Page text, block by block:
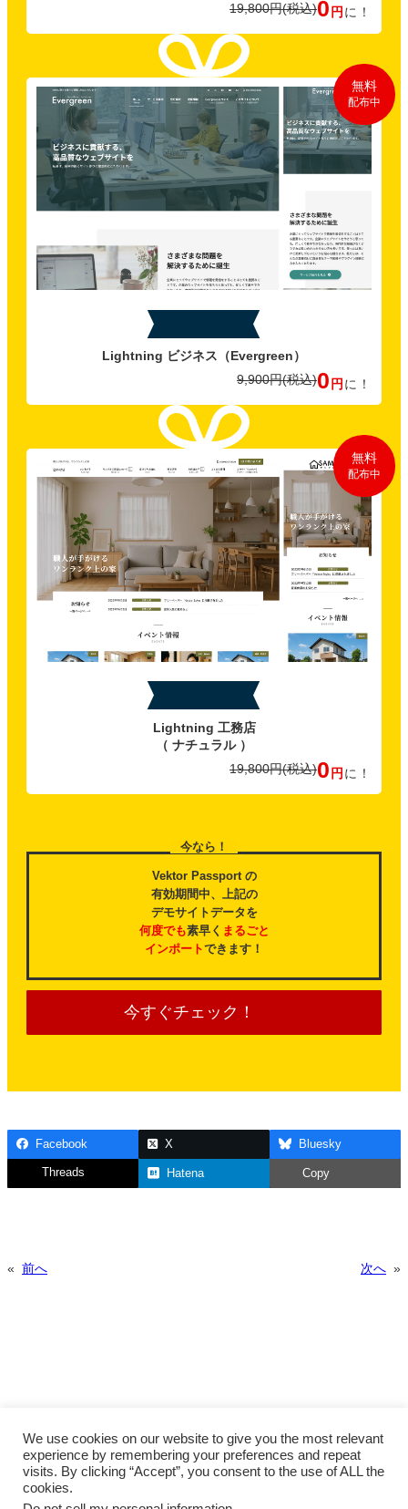
19,800円(税込)0 円 に！
無料
配布中
Lightning ビジネス （Evergreen）
9,900円(税込)0 円 に！
無料
配布中
Lightning 工務店
（ ナチュラル ）
19,800円(税込)0円に！
今なら！
Vektor Passport の
有効期間中、上記の
デモサイトデータを
何度でも素早く まるごと
インポートできます！
今すぐチェック！
Facebook X Bluesky
Threads Hatena Copy
« 前へ 次へ »
We use cookies on our website to give you the most relevant
experience by remembering your preferences and repeat
visits. By clicking “Accept”, you consent to the use of ALL the
cookies.